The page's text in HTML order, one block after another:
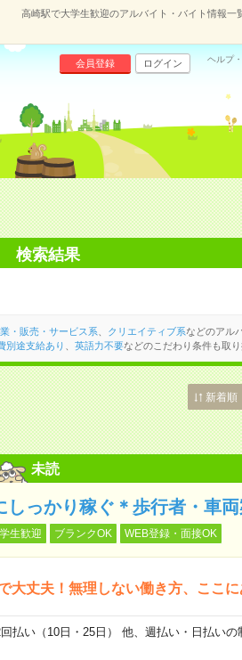
高崎駅で大学生歓迎のアルバイト・バイト情報一
会員登録 ログイン ヘルプ
検索結果
・販売・サービス系 クリエイティブ系などのアル
別途支給あり 英語力不要などのこだわり条件も取り
新着順
未読
しっかり稼ぐ＊歩行者・車両
生歓迎 ブランクOK WEB登録・面接OK
大丈夫！無理しない働き方、ここに
払い（10日・25日） 他、週払い・日払い